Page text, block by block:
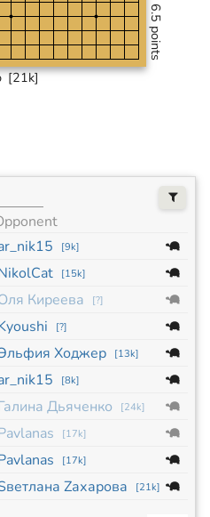
[21k]
6.5 points
[9k]
[15k]
Киреева [?]
[?]
Ходжер [13k]
[8k]
Дьяченко [24k]
[17k]
[17k]
Zахарова [21k]